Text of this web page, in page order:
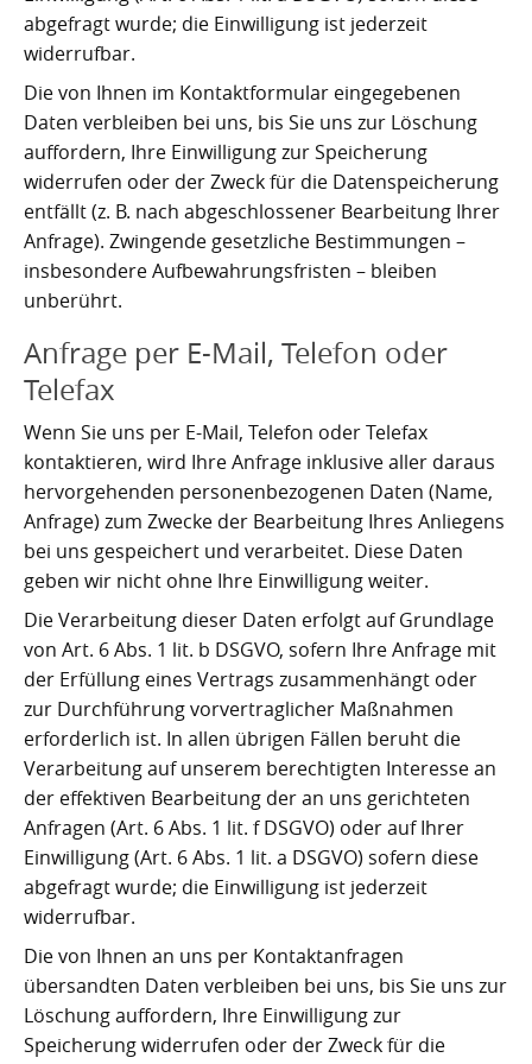
abgefragt wurde; die Einwilligung ist jederzeit
widerrufbar.
Die von Ihnen im Kontaktformular eingegebenen
Daten verbleiben bei uns, bis Sie uns zur Löschung
auffordern, Ihre Einwilligung zur Speicherung
widerrufen oder der Zweck für die Datenspeicherung
entfällt (z. B. nach abgeschlossener Bearbeitung Ihrer
Anfrage). Zwingende gesetzliche Bestimmungen –
insbesondere Aufbewahrungsfristen – bleiben
unberührt.
Anfrage per E-Mail, Telefon oder
Telefax
Wenn Sie uns per E-Mail, Telefon oder Telefax
kontaktieren, wird Ihre Anfrage inklusive aller daraus
hervorgehenden personenbezogenen Daten (Name,
Anfrage) zum Zwecke der Bearbeitung Ihres Anliegens
bei uns gespeichert und verarbeitet. Diese Daten
geben wir nicht ohne Ihre Einwilligung weiter.
Die Verarbeitung dieser Daten erfolgt auf Grundlage
von Art. 6 Abs. 1 lit. b DSGVO, sofern Ihre Anfrage mit
der Erfüllung eines Vertrags zusammenhängt oder
zur Durchführung vorvertraglicher Maßnahmen
erforderlich ist. In allen übrigen Fällen beruht die
Verarbeitung auf unserem berechtigten Interesse an
der effektiven Bearbeitung der an uns gerichteten
Anfragen (Art. 6 Abs. 1 lit. f DSGVO) oder auf Ihrer
Einwilligung (Art. 6 Abs. 1 lit. a DSGVO) sofern diese
abgefragt wurde; die Einwilligung ist jederzeit
widerrufbar.
Die von Ihnen an uns per Kontaktanfragen
übersandten Daten verbleiben bei uns, bis Sie uns zur
Löschung auffordern, Ihre Einwilligung zur
Speicherung widerrufen oder der Zweck für die